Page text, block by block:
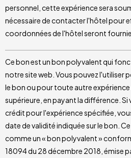
personnel, cette expérience sera
nécessaire de contacter l'hôtel pour
coordonnées de l'hôtel seront
Ce bon est un bon polyvalent qui
notre site web. Vous pouvez l'utiliser
le bon ou pour toute autre expérience
supérieure, en payant la différence.
crédit pour l'expérience spécifiée,
date de validité indiquée sur le bon.
comme un « bon polyvalent »
18094 du 28 décembre 2018, émise